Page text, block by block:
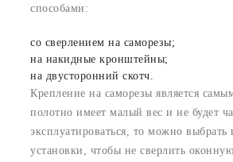
способами:
со сверлением на саморезы;
на накидные кронштейны;
на двусторонний скотч.
Крепление на саморезы является
полотно имеет малый вес и не будет
эксплуатироваться, то можно выбрать
установки, чтобы не сверлить